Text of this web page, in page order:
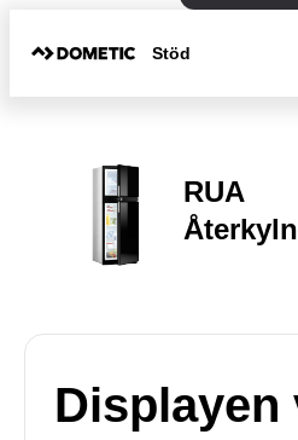
Stöd
RUA
Displayen